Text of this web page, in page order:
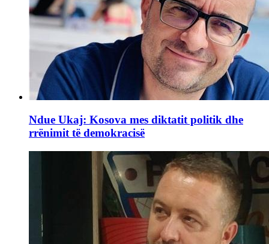
Ndue Ukaj: Kosova mes diktatit politik dhe
rrënimit të demokracisë